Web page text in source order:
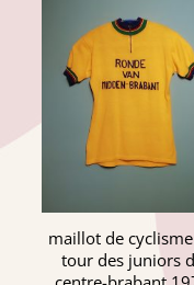
maillot de
tour des juniors